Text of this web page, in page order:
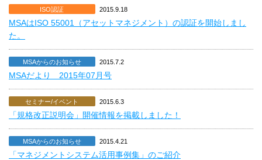
ISO認証 2015.9.18
MSAはISO 55001（アセットマネジメント）の認証を開始しまし
た。
MSAからのお知らせ 2015.7.2
MSAだより 2015年07月号
セミナー/イベント 2015.6.3
「規格改正説明会」開催情報を掲載しました！
MSAからのお知らせ 2015.4.21
「マネジメントシステム活用事例集」のご紹介